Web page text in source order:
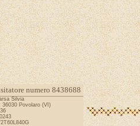
numero 8438688
Silvia
36030 Povolaro (VI)